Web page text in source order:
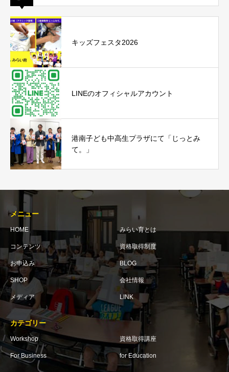
キッズフェスタ2026
LINEのオフィシャルアカウント
港南子ども中高生プラザにて「じっとみ
て。」
メニュー
HOME みらい育とは
コンテンツ 資格取得制度
お申込み BLOG
SHOP 会社情報
メディア LINK
カテゴリー
Workshop 資格取得講座
For Business for Education